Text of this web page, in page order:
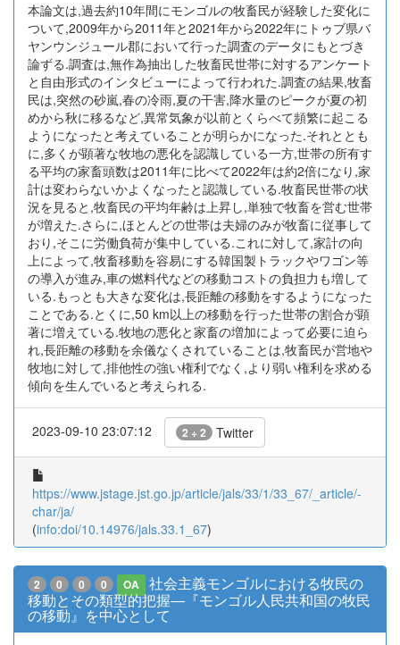
本論文は,過去約10年間にモンゴルの牧畜民が経験した変化に
ついて,2009年から2011年と2021年から2022年にトゥブ県バ
ヤンウンジュール郡において行った調査のデータにもとづき
論ずる.調査は,無作為抽出した牧畜民世帯に対するアンケート
と自由形式のインタビューによって行われた.調査の結果,牧畜
民は,突然の砂嵐,春の冷雨,夏の干害,降水量のピークが夏の初
めから秋に移るなど,異常気象が以前とくらべて頻繁に起こる
ようになったと考えていることが明らかになった.それととも
に,多くが顕著な牧地の悪化を認識している一方,世帯の所有す
る平均の家畜頭数は2011年に比べて2022年は約2倍になり,家
計は変わらないかよくなったと認識している.牧畜民世帯の状
況を見ると,牧畜民の平均年齢は上昇し,単独で牧畜を営む世帯
が増えた.さらに,ほとんどの世帯は夫婦のみが牧畜に従事して
おり,そこに労働負荷が集中している.これに対して,家計の向
上によって,牧畜移動を容易にする韓国製トラックやワゴン等
の導入が進み,車の燃料代などの移動コストの負担力も増して
いる.もっとも大きな変化は,長距離の移動をするようになった
ことである.とくに,50 km以上の移動を行った世帯の割合が顕
著に増えている.牧地の悪化と家畜の増加によって必要に迫ら
れ,長距離の移動を余儀なくされていることは,牧畜民が営地や
牧地に対して,排他性の強い権利でなく,より弱い権利を求める
傾向を生んでいると考えられる.
2023-09-10 23:07:12 2 + 2 Twitter
https://www.jstage.jst.go.jp/article/jals/33/1/33_67/_article/-
char/ja/
(info:doi/10.14976/jals.33.1_67)
2 0 0 0 OA
社会主義モンゴルにおける牧民の
移動とその類型的把握―『モンゴル人民共和国の牧民
の移動』を中心として